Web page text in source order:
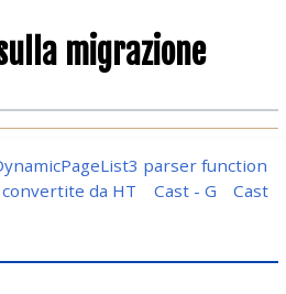
migrazione
parser function
da HT
Cast - G Cast